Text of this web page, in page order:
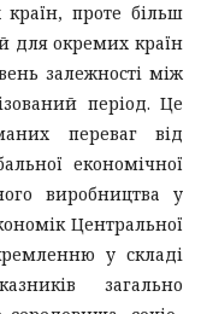
країн, проте більш
для окремих країн
залежності між
період. Це
переваг від
економічної
виробництва у
Центральної
у складі
загально